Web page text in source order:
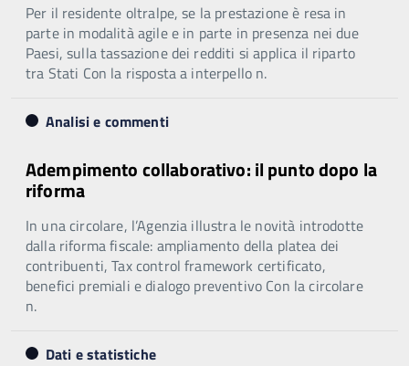
Per il residente oltralpe, se la prestazione è resa in
parte in modalità agile e in parte in presenza nei due
Paesi, sulla tassazione dei redditi si applica il riparto
tra Stati Con la risposta a interpello n.
Analisi e commenti
Adempimento collaborativo: il punto dopo la
riforma
In una circolare, l’Agenzia illustra le novità introdotte
dalla riforma fiscale: ampliamento della platea dei
contribuenti, Tax control framework certificato,
benefici premiali e dialogo preventivo Con la circolare
n.
Dati e statistiche